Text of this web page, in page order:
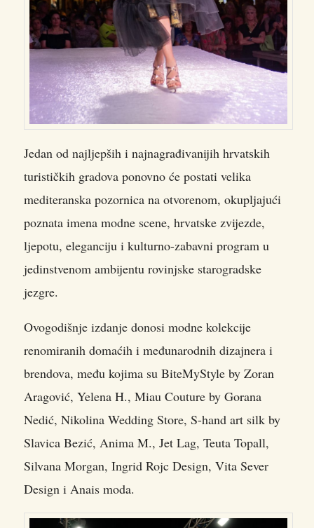
Jedan od najljepših i najnagrađivanijih hrvatskih
turističkih gradova ponovno će postati velika
mediteranska pozornica na otvorenom, okupljajući
poznata imena modne scene, hrvatske zvijezde,
ljepotu, eleganciju i kulturno-zabavni program u
jedinstvenom ambijentu rovinjske starogradske
jezgre.
Ovogodišnje izdanje donosi modne kolekcije
renomiranih domaćih i međunarodnih dizajnera i
brendova, među kojima su BiteMyStyle by Zoran
Aragović, Yelena H., Miau Couture by Gorana
Nedić, Nikolina Wedding Store, S-hand art silk by
Slavica Bezić, Anima M., Jet Lag, Teuta Topall,
Silvana Morgan, Ingrid Rojc Design, Vita Sever
Design i Anais moda.